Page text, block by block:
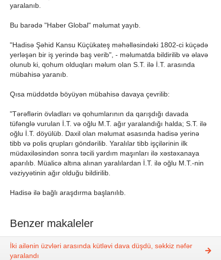
yaralanıb.
Bu barədə "Haber Global" məlumat yayıb.
"Hadisə Şəhid Kansu Küçükateş məhəlləsindəki 1802-ci küçədə
yerləşən bir iş yerində baş verib", - məlumatda bildirilib və əlavə
olunub ki, qohum olduqları məlum olan S.T. ilə İ.T. arasında
mübahisə yaranıb.
Qısa müddətdə böyüyən mübahisə davaya çevrilib:
"Tərəflərin övladları və qohumlarının da qarışdığı davada
tüfənglə vurulan İ.T. və oğlu M.T. ağır yaralandığı halda; S.T. ilə
oğlu İ.T. döyülüb. Daxil olan məlumat əsasında hadisə yerinə
tibb və polis qrupları göndərilib. Yaralılar tibb işçilərinin ilk
müdaxiləsindən sonra təcili yardım maşınları ilə xəstəxanaya
aparılıb. Müalicə altına alınan yaralılardan İ.T. ilə oğlu M.T.-nin
vəziyyətinin ağır olduğu bildirilib.
Hadisə ilə bağlı araşdırma başlanılıb.
Benzer makaleler
İki ailənin üzvləri arasında kütləvi dava düşdü, səkkiz nəfər
yaralandı